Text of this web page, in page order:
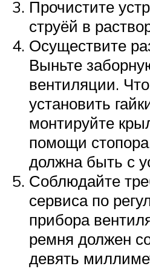
Прочистите
струёй в
Осуществите
Выньте
вентиляции.
установить
монтируйте
помощи
должна быть с
Соблюдайте
сервиса по
прибора
ремня должен
девять